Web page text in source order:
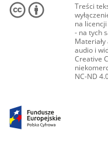
Treści
na
- na tych
audio i
Creative
NC-ND